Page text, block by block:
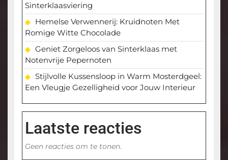
Sinterklaasviering
Hemelse Verwennerij: Kruidnoten Met
Romige Witte Chocolade
Geniet Zorgeloos van Sinterklaas met
Notenvrije Pepernoten
Stijlvolle Kussensloop in Warm Mosterdgeel:
Een Vleugje Gezelligheid voor Jouw Interieur
Laatste reacties
Geen reacties om te tonen.